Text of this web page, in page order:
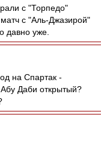
с "Торпедо"
с "Аль-Джазирой"
давно уже.
на Спартак -
Даби открытый?